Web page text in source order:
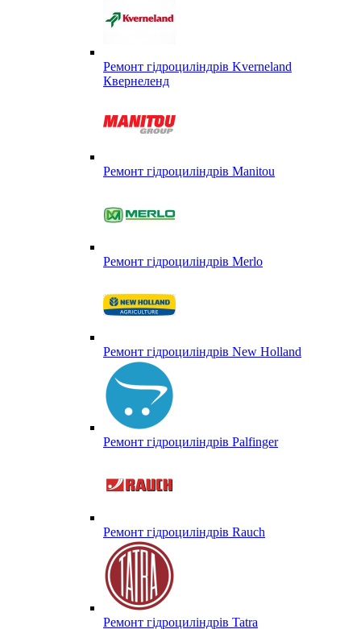
Ремонт гідроциліндрів Kverneland
Квернеленд
Ремонт гідроциліндрів Manitou
Ремонт гідроциліндрів Merlo
Ремонт гідроциліндрів New Holland
Ремонт гідроциліндрів Palfinger
Ремонт гідроциліндрів Rauch
Ремонт гідроциліндрів Tatra